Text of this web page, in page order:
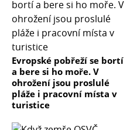
Evropské pobřeží se bortí
a bere si ho moře. V
ohrožení jsou proslulé
pláže i pracovní místa v
turistice